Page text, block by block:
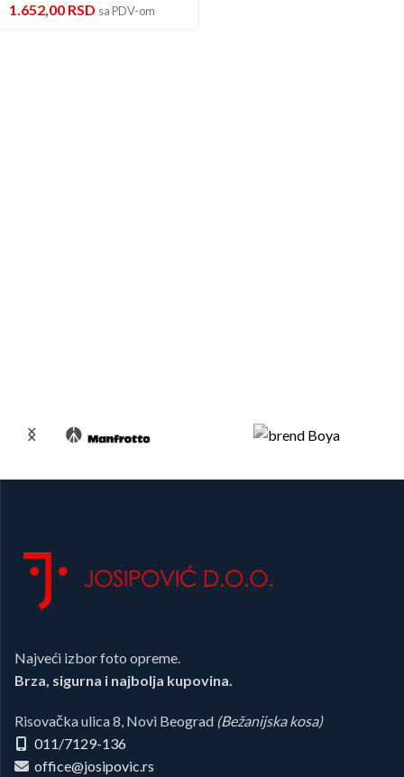
1.652,00 RSD sa PDV-om
Najveći izbor foto opreme.
Brza, sigurna i najbolja kupovina.
Risovačka ulica 8, Novi Beograd (Bežanijska kosa)
011/7129-136
office@josipovic.rs